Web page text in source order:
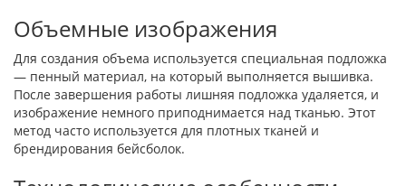
Объемные изображения
Для создания объема используется специальная подложка
— пенный материал, на который выполняется вышивка.
После завершения работы лишняя подложка удаляется, и
изображение немного приподнимается над тканью. Этот
метод часто используется для плотных тканей и
брендирования бейсболок.